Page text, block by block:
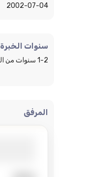
2002-07-04
سنوات الخبرة
1-2 سنوات من الخبرة
المرفق